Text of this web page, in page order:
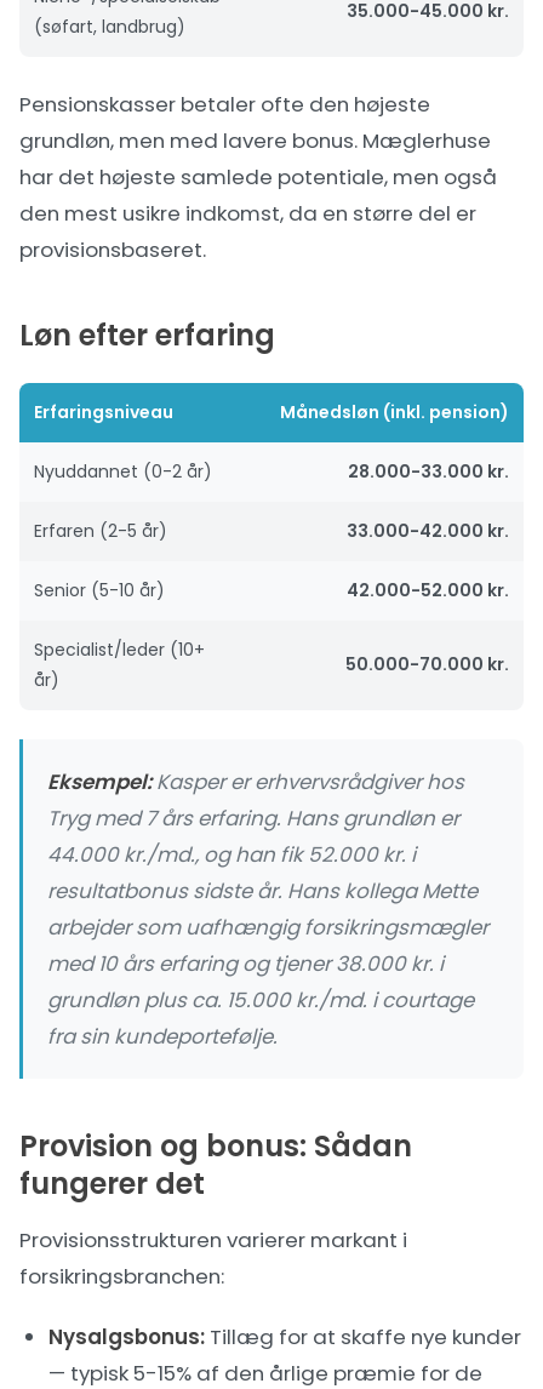
(søfart, landbrug)
35.000-45.000 kr.
Pensionskasser betaler ofte den højeste
grundløn, men med lavere bonus. Mæglerhuse
har det højeste samlede potentiale, men også
den mest usikre indkomst, da en større del er
provisionsbaseret.
Løn efter erfaring
Erfaringsniveau Månedsløn (inkl. pension)
Nyuddannet (0-2 år) 28.000-33.000 kr.
Erfaren (2-5 år) 33.000-42.000 kr.
Senior (5-10 år) 42.000-52.000 kr.
Specialist/leder (10+
år)
50.000-70.000 kr.
Eksempel:Kasper er erhvervsrådgiver hos
Tryg med 7 års erfaring. Hans grundløn er
44.000 kr./md., og han fik 52.000 kr. i
resultatbonus sidste år. Hans kollega Mette
arbejder som uafhængig forsikringsmægler
med 10 års erfaring og tjener 38.000 kr. i
grundløn plus ca. 15.000 kr./md. i courtage
fra sin kundeportefølje.
Provision og bonus: Sådan
fungerer det
Provisionsstrukturen varierer markant i
forsikringsbranchen:
Nysalgsbonus: Tillæg for at skaffe nye kunder
— typisk 5-15% af den årlige præmie for de